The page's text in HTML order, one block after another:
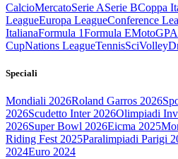
CalcioMercatoSerie ASerie BCoppa
LeagueEuropa LeagueConference
ItalianaFormula 1Formula EMotoGP
CupNations LeagueTennisSciVolley
Speciali
Mondiali 2026Roland Garros 2026
2026Scudetto Inter 2026Olimpiadi
2026Super Bowl 2026Eicma 2025
Riding Fest 2025Paralimpiadi Parigi
2024Euro 2024